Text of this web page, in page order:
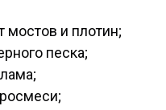
мостов и плотин;
песка;